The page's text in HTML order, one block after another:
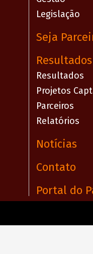
Legislação
Seja
Resultados
Resultados
Projetos
Parceiros
Relatórios
Notícias
Contato
Portal do